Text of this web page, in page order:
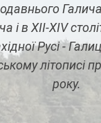
і в XII-XIV
Русі -
літописі
року.